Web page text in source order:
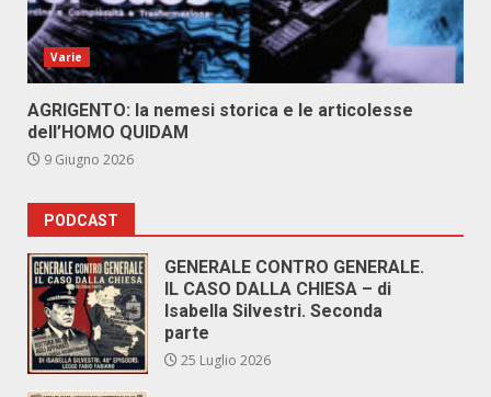
Varie
AGRIGENTO: la nemesi storica e le articolesse
dell’HOMO QUIDAM
9 Giugno 2026
PODCAST
GENERALE CONTRO GENERALE.
IL CASO DALLA CHIESA – di
Isabella Silvestri. Seconda
parte
25 Luglio 2026